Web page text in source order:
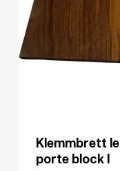
Klemmbrett le
porte block I